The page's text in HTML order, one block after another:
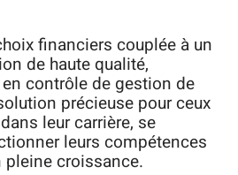
financiers couplée à un
de haute qualité,
contrôle de gestion de
précieuse pour ceux
leur carrière, se
leurs compétences
pleine croissance.